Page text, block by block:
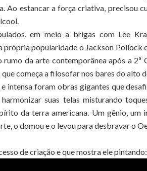
Ao estancar a força criativa, precisou
em meio a brigas com Lee
própria popularidade o Jackson Pollock
da arte contemporânea após a 2ª
começa a filosofar nos bares do alto
intensa foram obras gigantes que
suas telas misturando
da terra americana. Um gênio, um
o domou e o levou para desbravar o
de criação e que mostra ele pintando: